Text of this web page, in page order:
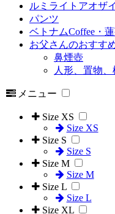
ルミライトアオザイ
パンツ
ベトナムCoffee・
お父さんのおすす
鼻煙壺
人形、置物、
メニュー
Size XS
Size XS
Size S
Size S
Size M
Size M
Size L
Size L
Size XL